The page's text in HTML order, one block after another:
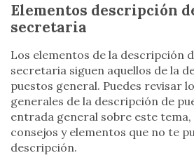
Elementos descripción
secretaria
Los elementos de la descripción
secretaria siguen aquellos de la
puestos general. Puedes revisar
generales de la descripción de
entrada general sobre este
consejos y elementos que no te
descripción.